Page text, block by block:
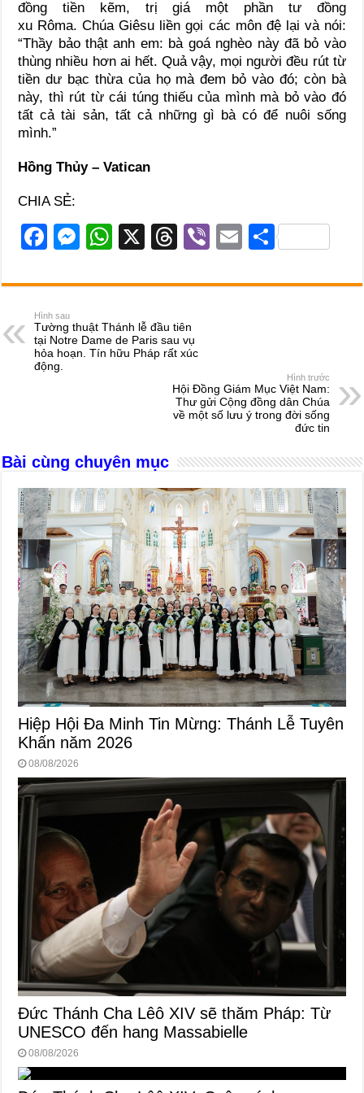
đồng tiền kẽm, trị giá một phần tư đồng
xu Rôma. Chúa Giêsu liền gọi các môn đệ lại và nói:
“Thầy bảo thật anh em: bà goá nghèo này đã bỏ vào
thùng nhiều hơn ai hết. Quả vậy, mọi người đều rút từ
tiền dư bạc thừa của họ mà đem bỏ vào đó; còn bà
này, thì rút từ cái túng thiếu của mình mà bỏ vào đó
tất cả tài sản, tất cả những gì bà có để nuôi sống
mình.”
Hồng Thủy – Vatican
CHIA SẺ:
F
c
e
b
o
M
ss
n
g
W
at
A
p
X
T
e
d
s
Vi
er
E
ail
S
ar
Hình sau
Tường thuật Thánh lễ đầu tiên
tại Notre Dame de Paris sau vụ
hỏa hoạn. Tín hữu Pháp rất xúc
động.
Hình trước
Hội Đồng Giám Mục Việt Nam:
Thư gửi Cộng đồng dân Chúa
về một số lưu ý trong đời sống
đức tin
Bài cùng chuyên mục
Hiệp Hội Đa Minh Tin Mừng: Thánh Lễ Tuyên
Khấn năm 2026
08/08/2026
Đức Thánh Cha Lêô XIV sẽ thăm Pháp: Từ
UNESCO đến hang Massabielle
08/08/2026